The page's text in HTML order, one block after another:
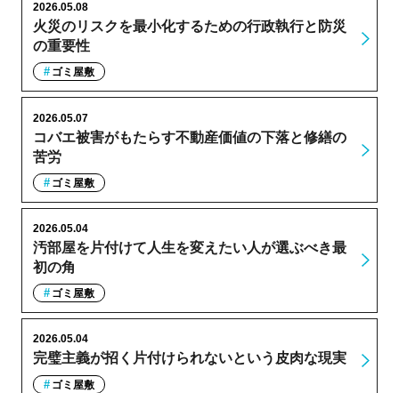
火災のリスクを最小化するための行政執行と防災
の重要性
2026.05.08
ゴミ屋敷
コバエ被害がもたらす不動産価値の下落と修繕の
苦労
2026.05.07
ゴミ屋敷
汚部屋を片付けて人生を変えたい人が選ぶべき最
初の角
2026.05.04
ゴミ屋敷
完璧主義が招く片付けられないという皮肉な現実
2026.05.04
ゴミ屋敷